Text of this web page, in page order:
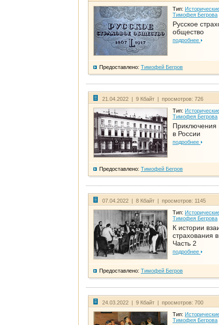
Тип:
Тимофея Бегрова
Русское
общество
подробнее
Предоставлено: Тимофей Бегров
21.04.2022 | 9 Кбайт | просмотров: 726
Тип:
Тимофея Бегрова
Приключения
в России
подробнее
Предоставлено: Тимофей Бегров
07.04.2022 | 8 Кбайт | просмотров: 1145
Тип:
Тимофея Бегрова
К истории
страхования
Часть 2
подробнее
Предоставлено: Тимофей Бегров
24.03.2022 | 9 Кбайт | просмотров: 700
Тип:
Тимофея Бегрова